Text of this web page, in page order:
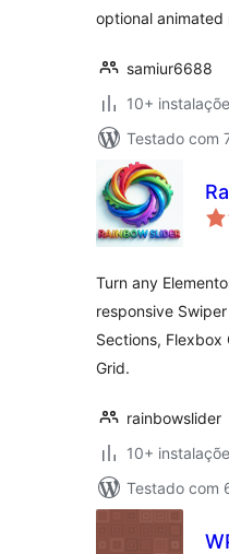
optional
samiur6688
10+
Testado com
Turn any
responsive
Sections, Flexbox
Grid.
rainbowslider
10+
Testado com